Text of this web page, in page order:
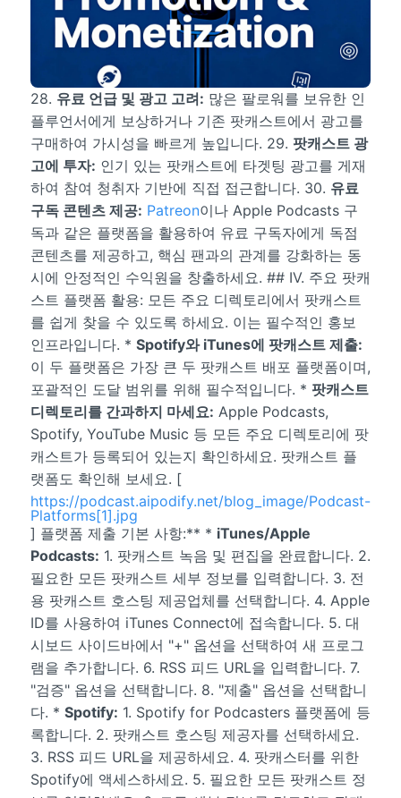
28. 유료 언급 및 광고 고려: 많은 팔로워를 보유한 인
플루언서에게 보상하거나 기존 팟캐스트에서 광고를
구매하여 가시성을 빠르게 높입니다. 29. 팟캐스트 광
고에 투자: 인기 있는 팟캐스트에 타겟팅 광고를 게재
하여 참여 청취자 기반에 직접 접근합니다. 30. 유료
구독 콘텐츠 제공: Patreon이나 Apple Podcasts 구
독과 같은 플랫폼을 활용하여 유료 구독자에게 독점
콘텐츠를 제공하고, 핵심 팬과의 관계를 강화하는 동
시에 안정적인 수익원을 창출하세요. ## IV. 주요 팟캐
스트 플랫폼 활용: 모든 주요 디렉토리에서 팟캐스트
를 쉽게 찾을 수 있도록 하세요. 이는 필수적인 홍보
인프라입니다. * Spotify와 iTunes에 팟캐스트 제출:
이 두 플랫폼은 가장 큰 두 팟캐스트 배포 플랫폼이며,
포괄적인 도달 범위를 위해 필수적입니다. * 팟캐스트
디렉토리를 간과하지 마세요: Apple Podcasts,
Spotify, YouTube Music 등 모든 주요 디렉토리에 팟
캐스트가 등록되어 있는지 확인하세요. 팟캐스트 플
랫폼도 확인해 보세요. [
https://podcast.aipodify.net/blog_image/Podcast-
Platforms[1].jpg
] 플랫폼 제출 기본 사항:** * iTunes/Apple
Podcasts: 1. 팟캐스트 녹음 및 편집을 완료합니다. 2.
필요한 모든 팟캐스트 세부 정보를 입력합니다. 3. 전
용 팟캐스트 호스팅 제공업체를 선택합니다. 4. Apple
ID를 사용하여 iTunes Connect에 접속합니다. 5. 대
시보드 사이드바에서 "+" 옵션을 선택하여 새 프로그
램을 추가합니다. 6. RSS 피드 URL을 입력합니다. 7.
"검증" 옵션을 선택합니다. 8. "제출" 옵션을 선택합니
다. * Spotify: 1. Spotify for Podcasters 플랫폼에 등
록합니다. 2. 팟캐스트 호스팅 제공자를 선택하세요.
3. RSS 피드 URL을 제공하세요. 4. 팟캐스터를 위한
Spotify에 액세스하세요. 5. 필요한 모든 팟캐스트 정